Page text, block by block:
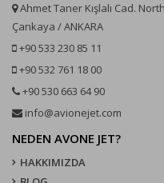
Ahmet Taner Kışlalı Cad.
Çankaya / ANKARA
+90 533 230 85 11
+90 532 761 18 00
+90 530 663 64 90
info@avionejet.com
NEDEN AVONE JET?
HAKKIMIZDA